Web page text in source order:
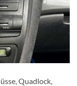
Quadlock,